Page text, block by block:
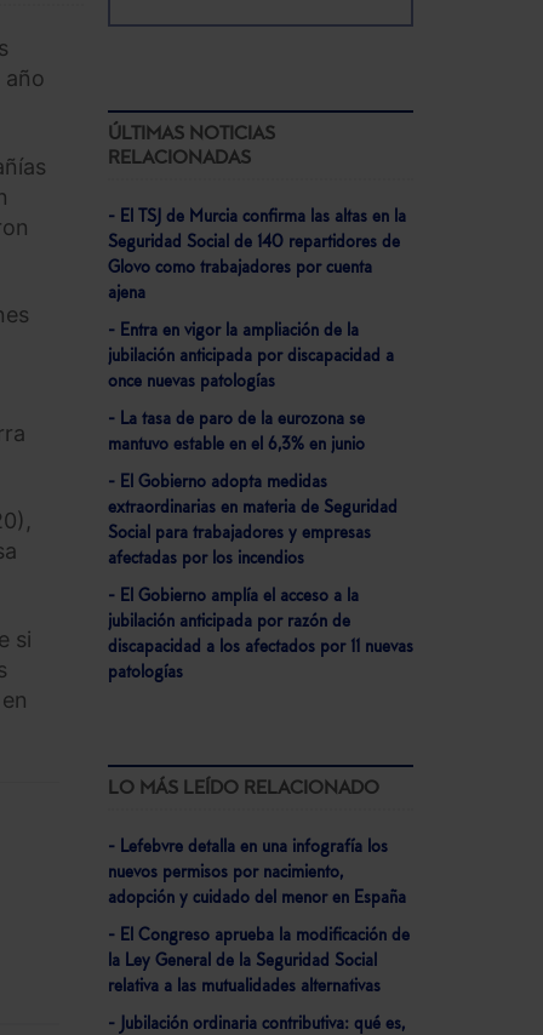
año
si
ÚLTIMAS NOTICIAS
RELACIONADAS
- El TSJ de Murcia confirma las altas en la
Seguridad Social de 140 repartidores de
Glovo como trabajadores por cuenta
ajena
- Entra en vigor la ampliación de la
jubilación anticipada por discapacidad a
once nuevas patologías
- La tasa de paro de la eurozona se
mantuvo estable en el 6,3% en junio
- El Gobierno adopta medidas
extraordinarias en materia de Seguridad
Social para trabajadores y empresas
afectadas por los incendios
- El Gobierno amplía el acceso a la
jubilación anticipada por razón de
discapacidad a los afectados por 11 nuevas
patologías
LO MÁS LEÍDO RELACIONADO
- Lefebvre detalla en una infografía los
nuevos permisos por nacimiento,
adopción y cuidado del menor en España
- El Congreso aprueba la modificación de
la Ley General de la Seguridad Social
relativa a las mutualidades alternativas
- Jubilación ordinaria contributiva: qué es,